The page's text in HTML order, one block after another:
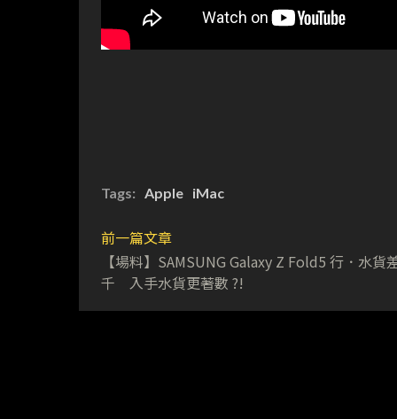
Tags: Apple iMac
前一篇文章
【場料】SAMSUNG Galaxy Z Fold5 行．水貨
千 入手水貨更著數 ?!